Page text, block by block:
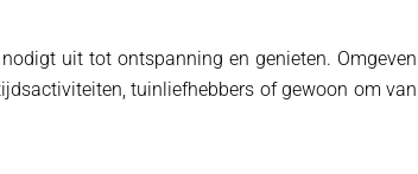
uit tot ontspanning en genieten. Omgeven
tuinliefhebbers of gewoon om van